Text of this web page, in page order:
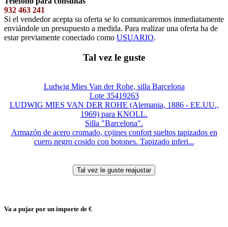
932 463 241
Si el vendedor acepta su oferta se lo comunicaremos inmediatamente
enviándole un presupuesto a medida. Para realizar una oferta ha de
estar previamente conectado como USUARIO.
Tal vez le guste
Ludwig Mies Van der Rohe, silla Barcelona
Lote 35419263
LUDWIG MIES VAN DER ROHE (Alemania, 1886 - EE.UU.,
1969) para KNOLL.
Silla "Barcelona".
Armazón de acero cromado, cojines confort sueltos tapizados en
cuero negro cosido con botones. Tapizado inferi...
Va a pujar por un importe de €